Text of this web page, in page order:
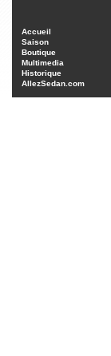
Accueil
Saison
Boutique
Multimedia
Historique
AllezSedan.com